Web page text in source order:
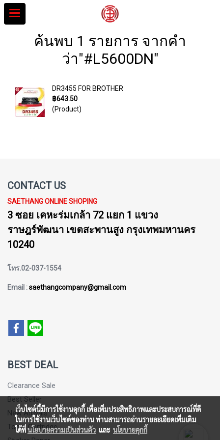
ค้นพบ 1 รายการ จากคำ
ว่า"#L5600DN"
DR3455 FOR BROTHER
฿643.50
(Product)
CONTACT US
SAETHANG ONLINE SHOPING
3 ซอย เคหะร่มเกล้า 72 แยก 1 แขวง
ราษฎร์พัฒนา เขตสะพานสูง กรุงเทพมหานคร
10240
โทร.02-037-1554
Email :saethangcompany@gmail.com
BEST DEAL
Clearance Sale
Best Seller
New Arrivals
Toner Cartridge
เว็บไซต์นี้มีการใช้งานคุกกี้ เพื่อเพิ่มประสิทธิภาพและประสบการณ์ที่ดี
ในการใช้งานเว็บไซต์ของท่าน ท่านสามารถอ่านรายละเอียดเพิ่มเติม
ได้ที่นโยบายความเป็นส่วนตัว และ นโยบายคุกกี้